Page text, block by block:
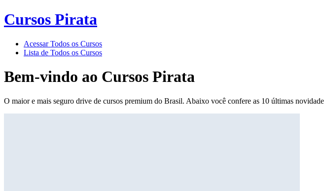
Cursos Pirata
Acessar Todos os Cursos
Lista de Todos os Cursos
Bem-vindo ao Cursos Pirata
O maior e mais seguro drive de cursos premium do Brasil. Abaixo você confere as 10 últimas